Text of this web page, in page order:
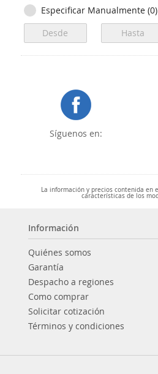
Especificar Manualmente (0)
Síguenos en:
La información y precios contenida en
características de los
Información
Quiénes somos
Garantía
Despacho a regiones
Como comprar
Solicitar cotización
Términos y condiciones